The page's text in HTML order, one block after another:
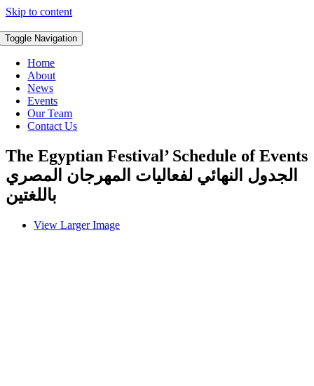
Skip to content
Toggle Navigation
Home
About
News
Events
Our Team
Contact Us
The Egyptian Festival’ Schedule of Events
الجدول النهائي لفعاليات المهرجان المصري
باللغتين
View Larger Image